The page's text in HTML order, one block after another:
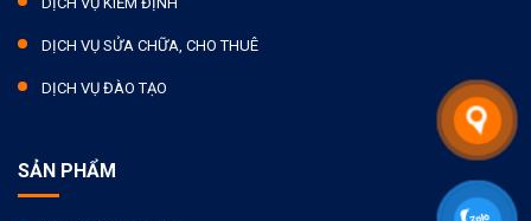
DỊCH VỤ SỬA CHỮA, CHO THUÊ
DỊCH VỤ ĐÀO TẠO
SẢN PHẨM